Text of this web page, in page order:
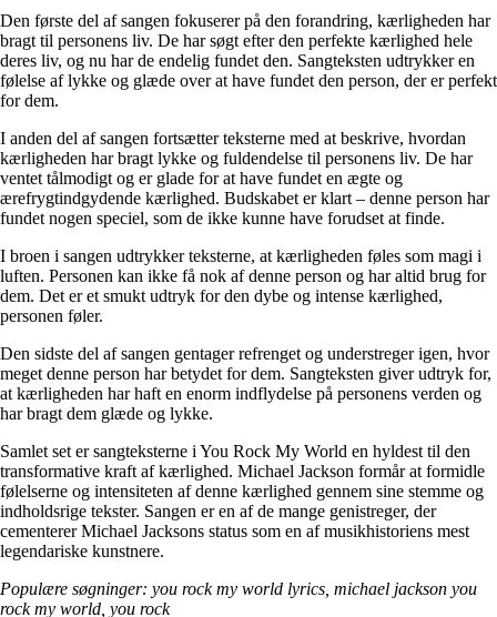
Den første del af sangen fokuserer på den forandring, kærligheden har
bragt til personens liv. De har søgt efter den perfekte kærlighed hele
deres liv, og nu har de endelig fundet den. Sangteksten udtrykker en
følelse af lykke og glæde over at have fundet den person, der er perfekt
for dem.
I anden del af sangen fortsætter teksterne med at beskrive, hvordan
kærligheden har bragt lykke og fuldendelse til personens liv. De har
ventet tålmodigt og er glade for at have fundet en ægte og
ærefrygtindgydende kærlighed. Budskabet er klart – denne person har
fundet nogen speciel, som de ikke kunne have forudset at finde.
I broen i sangen udtrykker teksterne, at kærligheden føles som magi i
luften. Personen kan ikke få nok af denne person og har altid brug for
dem. Det er et smukt udtryk for den dybe og intense kærlighed,
personen føler.
Den sidste del af sangen gentager refrenget og understreger igen, hvor
meget denne person har betydet for dem. Sangteksten giver udtryk for,
at kærligheden har haft en enorm indflydelse på personens verden og
har bragt dem glæde og lykke.
Samlet set er sangteksterne i You Rock My World en hyldest til den
transformative kraft af kærlighed. Michael Jackson formår at formidle
følelserne og intensiteten af denne kærlighed gennem sine stemme og
indholdsrige tekster. Sangen er en af de mange genistreger, der
cementerer Michael Jacksons status som en af musikhistoriens mest
legendariske kunstnere.
Populære søgninger: you rock my world lyrics, michael jackson you
rock my world, you rock